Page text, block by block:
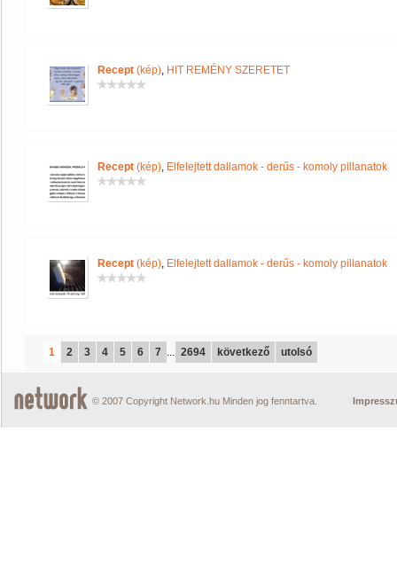
Recept (kép), HIT REMÉNY SZERETET
Recept (kép), Elfelejtett dallamok - derűs - komoly pillanatok
Recept (kép), Elfelejtett dallamok - derűs - komoly pillanatok
1 2 3 4 5 6 7 ... 2694 következő utolsó
© 2007 Copyright Network.hu Minden jog fenntartva.